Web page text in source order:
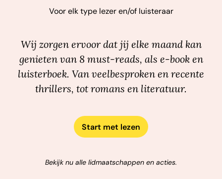
Voor elk type lezer en/of luisteraar
Wij zorgen ervoor dat jij elke maand kan
genieten van 8 must-reads, als e-book en
luisterboek. Van veelbesproken en recente
thrillers, tot romans en literatuur.
Start met lezen
Bekijk nu alle lidmaatschappen en acties.